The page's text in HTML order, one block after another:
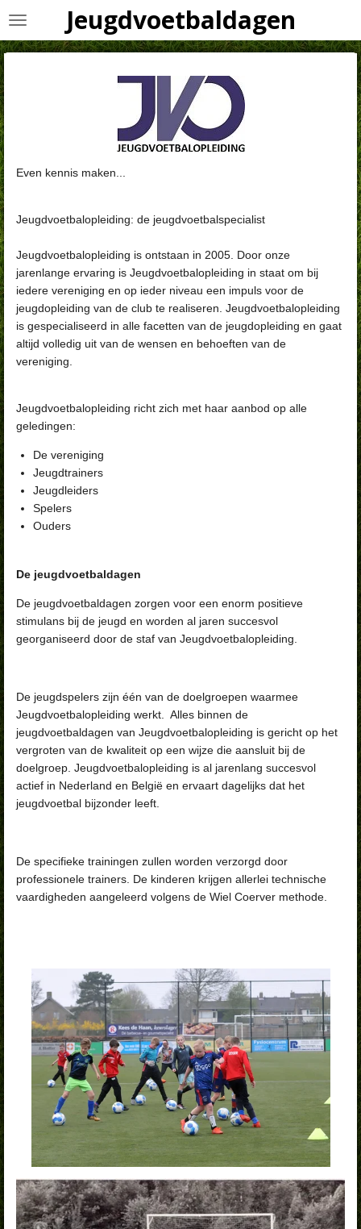
Ga
naar
Jeugdvoetbaldagen
Even kennis maken...
Jeugdvoetbalopleiding: de jeugdvoetbalspecialist
Jeugdvoetbalopleiding is ontstaan in 2005. Door onze
jarenlange ervaring is Jeugdvoetbalopleiding in staat om bij
iedere vereniging en op ieder niveau een impuls voor de
jeugdopleiding van de club te realiseren. Jeugdvoetbalopleiding
is gespecialiseerd in alle facetten van de jeugdopleiding en gaat
altijd volledig uit van de wensen en behoeften van de
vereniging.
Jeugdvoetbalopleiding richt zich met haar aanbod op alle
geledingen:
De vereniging
Jeugdtrainers
Jeugdleiders
Spelers
Ouders
De jeugdvoetbaldagen
De jeugdvoetbaldagen zorgen voor een enorm positieve
stimulans bij de jeugd en worden al jaren succesvol
georganiseerd door de staf van Jeugdvoetbalopleiding.
De jeugdspelers zijn één van de doelgroepen waarmee
Jeugdvoetbalopleiding werkt. Alles binnen de
jeugdvoetbaldagen van Jeugdvoetbalopleiding is gericht op het
vergroten van de kwaliteit op een wijze die aansluit bij de
doelgroep. Jeugdvoetbalopleiding is al jarenlang succesvol
actief in Nederland en België en ervaart dagelijks dat het
jeugdvoetbal bijzonder leeft.
De specifieke trainingen zullen worden verzorgd door
professionele trainers. De kinderen krijgen allerlei technische
vaardigheden aangeleerd volgens de Wiel Coerver methode.